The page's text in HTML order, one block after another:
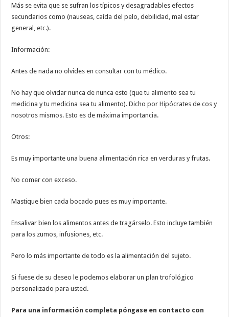
Más se evita que se sufran los típicos y desagradables efectos
secundarios como (nauseas, caída del pelo, debilidad, mal estar
general, etc.).
Información:
Antes de nada no olvides en consultar con tu médico.
No hay que olvidar nunca de nunca esto (que tu alimento sea tu
medicina y tu medicina sea tu alimento). Dicho por Hipócrates de cos y
nosotros mismos. Esto es de máxima importancia.
Otros:
Es muy importante una buena alimentación rica en verduras y frutas.
No comer con exceso.
Mastique bien cada bocado pues es muy importante.
Ensalivar bien los alimentos antes de tragárselo. Esto incluye también
para los zumos, infusiones, etc.
Pero lo más importante de todo es la alimentación del sujeto.
Si fuese de su deseo le podemos elaborar un plan trofológico
personalizado para usted.
Para una información completa póngase en contacto con